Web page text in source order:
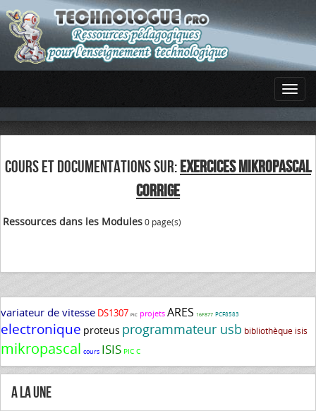
COURS ET DOCUMENTATIONS SUR: EXERCICES MIKROPASCAL
CORRIGE
Ressources dans les Modules0 page(s)
variateur de vitesse DS1307 PIC projets ARES 16F877 PCF8583
electronique proteus programmateur usb bibliothèque isis
mikropascal cours ISIS PIC C
A la Une